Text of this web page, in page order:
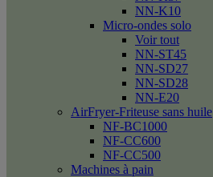
NN-K10
Micro-ondes solo
Voir tout
NN-ST45
NN-SD27
NN-SD28
NN-E20
AirFryer-Friteuse sans huile
NF-BC1000
NF-CC600
NF-CC500
Machines à pain